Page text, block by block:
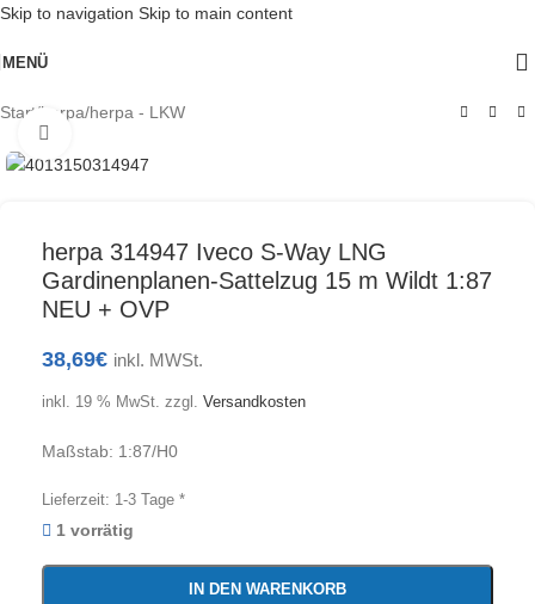
Skip to navigation Skip to main content
MENÜ
Start/herpa/herpa - LKW
herpa 314947 Iveco S-Way LNG
Gardinenplanen-Sattelzug 15 m Wildt 1:87
NEU + OVP
38,69€ inkl. MWSt.
inkl. 19 % MwSt. zzgl. Versandkosten
Maßstab: 1:87/H0
Lieferzeit: 1-3 Tage *
1 vorrätig
IN DEN WARENKORB